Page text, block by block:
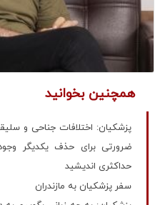
همچنین بخوانید
پزشکیان: اختلافات جناحی و
ضرورتی برای حذف یکدیگر
حداکثری اندیشید
سفر پزشکیان به مازندران